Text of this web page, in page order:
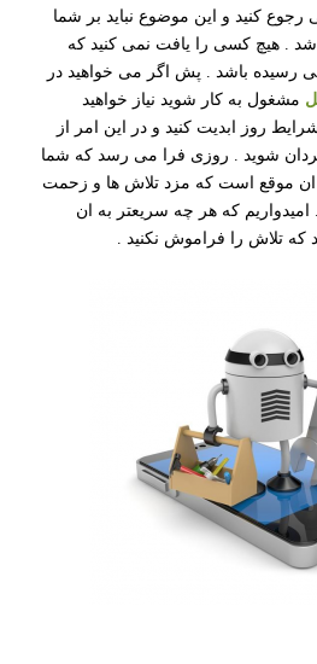
کنید و این موضوع نباید بر شما
. هیچ کسی را یافت نمی کنید که
رسیده باشد . پش اگر می خواهید در
مشغول به کار شوید نیاز خواهید
روز ابدیت کنید و در این امر از
شوید . روزی فرا می رسد که شما
ان موقع است که مزد تلاش ها و زحمت
که هر چه سریعتر به ان
که تلاش را فراموش نکنید .